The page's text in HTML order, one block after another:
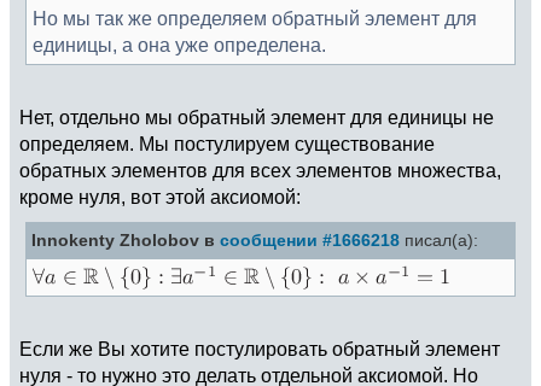
Но мы так же определяем обратный элемент для
единицы, а она уже определена.
Нет, отдельно мы обратный элемент для единицы не
определяем. Мы постулируем существование
обратных элементов для всех элементов множества,
кроме нуля, вот этой аксиомой:
Innokenty Zholobov в сообщении #1666218 писал(а):
Если же Вы хотите постулировать обратный элемент
нуля - то нужно это делать отдельной аксиомой. Но